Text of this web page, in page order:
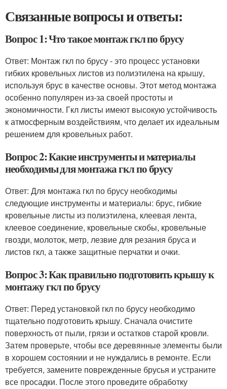
Связанные вопросы и ответы:
Вопрос 1: Что такое монтаж гкл по брусу
Ответ: Монтаж гкл по брусу - это процесс установки
гибких кровельных листов из полиэтилена на крышу,
используя брус в качестве основы. Этот метод монтажа
особенно популярен из-за своей простоты и
экономичности. Гкл листы имеют высокую устойчивость
к атмосферным воздействиям, что делает их идеальным
решением для кровельных работ.
Вопрос 2: Какие инструменты и материалы
необходимы для монтажа гкл по брусу
Ответ: Для монтажа гкл по брусу необходимы
следующие инструменты и материалы: брус, гибкие
кровельные листы из полиэтилена, клеевая лента,
клеевое соединение, кровельные скобы, кровельные
гвозди, молоток, метр, лезвие для резания бруса и
листов гкл, а также защитные перчатки и очки.
Вопрос 3: Как правильно подготовить крышу к
монтажу гкл по брусу
Ответ: Перед установкой гкл по брусу необходимо
тщательно подготовить крышу. Сначала очистите
поверхность от пыли, грязи и остатков старой кровли.
Затем проверьте, чтобы все деревянные элементы были
в хорошем состоянии и не нуждались в ремонте. Если
требуется, замените поврежденные брусья и устраните
все просадки. После этого проведите обработку